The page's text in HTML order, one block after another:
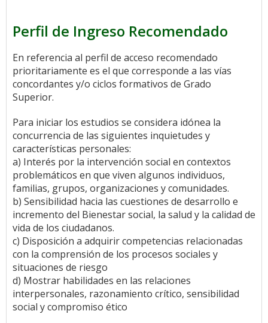
Perfil de Ingreso Recomendado
En referencia al perfil de acceso recomendado
prioritariamente es el que corresponde a las vías
concordantes y/o ciclos formativos de Grado
Superior.
Para iniciar los estudios se considera idónea la
concurrencia de las siguientes inquietudes y
características personales:
a) Interés por la intervención social en contextos
problemáticos en que viven algunos individuos,
familias, grupos, organizaciones y comunidades.
b) Sensibilidad hacia las cuestiones de desarrollo e
incremento del Bienestar social, la salud y la calidad de
vida de los ciudadanos.
c) Disposición a adquirir competencias relacionadas
con la comprensión de los procesos sociales y
situaciones de riesgo
d) Mostrar habilidades en las relaciones
interpersonales, razonamiento crítico, sensibilidad
social y compromiso ético